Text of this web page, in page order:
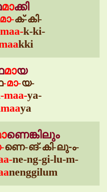
മാക്കി
ക്-കി-
k-ki-
kki
മായ
-മാ-യ-
-maa-ya-
maaya
ണെങ്കിലും
ണെ-ങ്-കി-ലു-ം-
ne-ng-gi-lu-m-
nenggilum